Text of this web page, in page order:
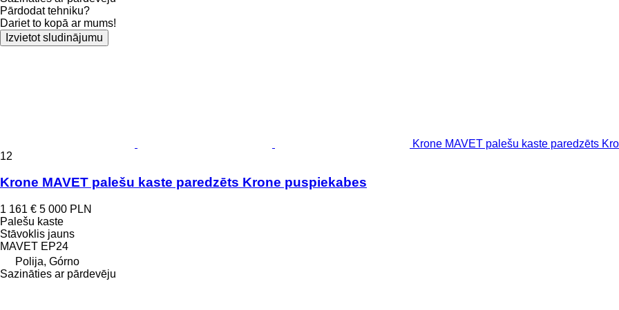
Pārdodat tehniku?
Dariet to kopā ar mums!
Izvietot sludinājumu
Krone MAVET palešu kaste paredzēts
12
Krone MAVET palešu kaste paredzēts Krone puspiekabes
1 161 € 5 000 PLN
Palešu kaste
Stāvoklis jauns
MAVET EP24
Polija, Górno
Sazināties ar pārdevēju